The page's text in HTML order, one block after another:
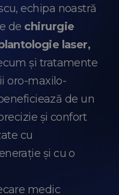
echipa noastră
de chirurgie
laser,
și tratamente
oro-maxilo-
de un
și confort
cu
și cu o
medic